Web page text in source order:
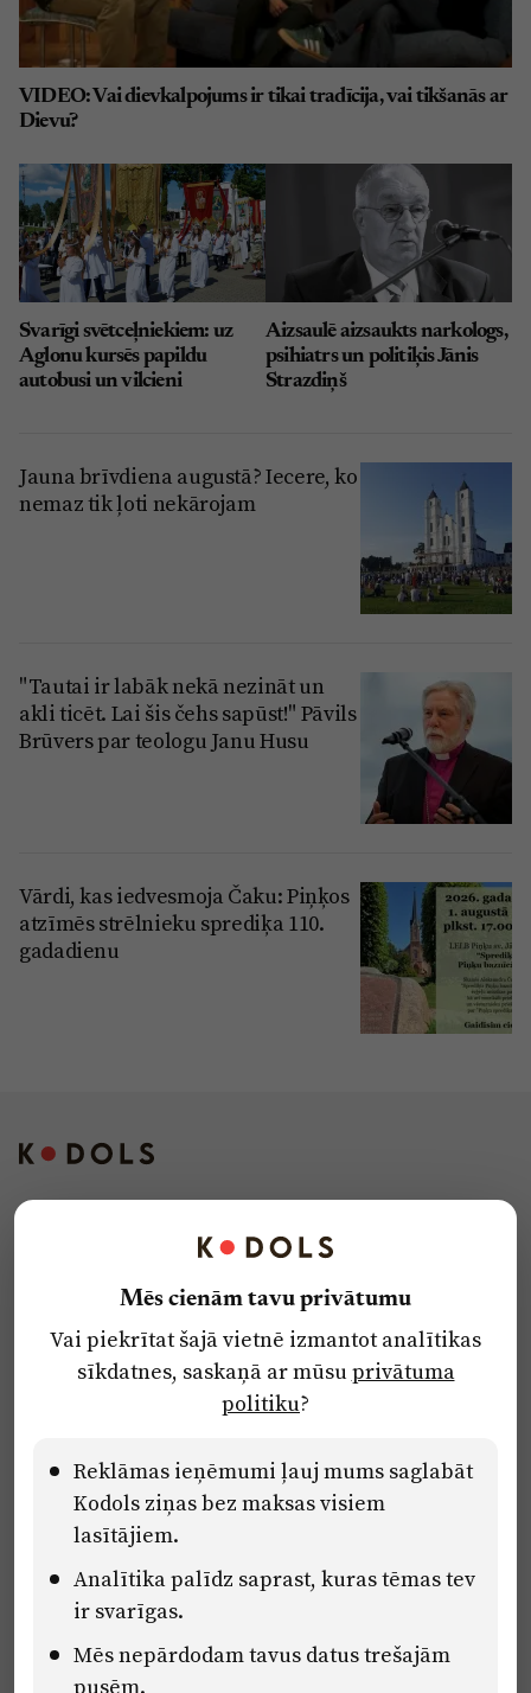
VIDEO: Vai dievkalpojums ir tikai tradīcija, vai tikšanās ar
Dievu?
Svarīgi svētceļniekiem: uz
Aglonu kursēs papildu
autobusi un vilcieni
Aizsaulē aizsaukts narkologs,
psihiatrs un politiķis Jānis
Strazdiņš
Jauna brīvdiena augustā? Iecere, ko
nemaz tik ļoti nekārojam
"Tautai ir labāk nekā nezināt un
akli ticēt. Lai šis čehs sapūst!" Pāvils
Brūvers par teologu Janu Husu
Vārdi, kas iedvesmoja Čaku: Piņķos
atzīmēs strēlnieku sprediķa 110.
gadadienu
Privātuma politika
Ētikas kodekss
Pārredzamības paziņojumi
Eiropas Savienības Atveseļošanas un noturības mehānisma plāna
2.2. reformu un investīciju virziena “Uzņēmumu digitālā
transformācija un inovācijas” 2.2.1.5.i. investīcijas “Mediju nozares
uzņēmumu digitālās transformācijas veicināšana” pasākuma
“Mācības mediju nozares speciālistu digitālās kompetences un
zināšanu pilnveidošanai” projektā Latvijas Mediju nozares
Mēs cienām tavu privātumu
Vai piekrītat šajā vietnē izmantot analītikas
sīkdatnes, saskaņā ar mūsuprivātuma
politiku?
Reklāmas ieņēmumi ļauj mums saglabāt
Kodols ziņas bez maksas visiem
lasītājiem.
Analītika palīdz saprast, kuras tēmas tev
ir svarīgas.
Mēs nepārdodam tavus datus trešajām
pusēm.